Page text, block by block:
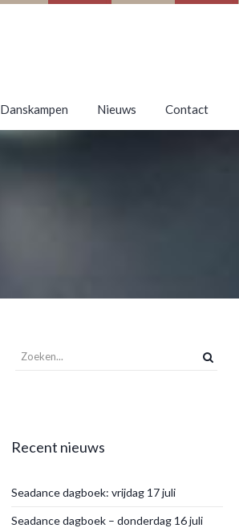
Danskampen Nieuws Contact
Recent nieuws
Seadance dagboek: vrijdag 17 juli
Seadance dagboek – donderdag 16 juli